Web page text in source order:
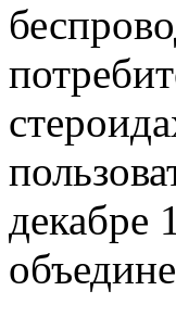
декабре